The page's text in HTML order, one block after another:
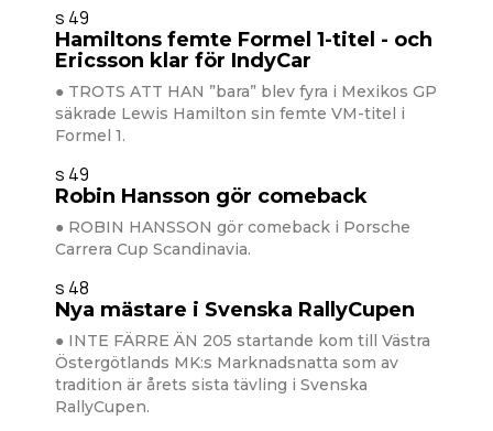
s 49
Hamiltons femte Formel 1-titel - och
Ericsson klar för IndyCar
● TROTS ATT HAN ”bara” blev fyra i Mexikos GP
säkrade Lewis Hamilton sin femte VM-titel i
Formel 1.
s 49
Robin Hansson gör comeback
● ROBIN HANSSON gör comeback i Porsche
Carrera Cup Scandinavia.
s 48
Nya mästare i Svenska RallyCupen
● INTE FÄRRE ÄN 205 startande kom till Västra
Östergötlands MK:s Marknadsnatta som av
tradition är årets sista tävling i Svenska
RallyCupen.